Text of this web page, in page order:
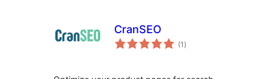
CranSEO
(1 total
de
)